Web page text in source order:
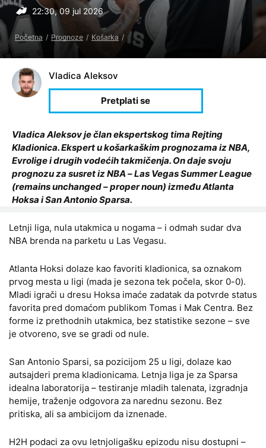
22:30, 09 jul 2026
Početna Prognoze Košarka
Vladica Aleksov
Vladica Aleksov je član ekspertskog tima Rejting
Kladionica. Ekspert u košarkaškim prognozama iz NBA,
Evrolige i drugih vodećih takmičenja. On daje svoju
prognozu za susret iz NBA – Las Vegas Summer League
(remains unchanged – proper noun) između Atlanta
Hoksa i San Antonio Sparsa.
Letnji liga, nula utakmica u nogama – i odmah sudar dva
NBA brenda na parketu u Las Vegasu.
Atlanta Hoksi dolaze kao favoriti kladionica, sa oznakom
prvog mesta u ligi (mada je sezona tek počela, skor 0-0).
Mladi igrači u dresu Hoksa imaće zadatak da potvrde status
favorita pred domaćom publikom Tomas i Mak Centra. Bez
forme iz prethodnih utakmica, bez statistike sezone – sve
je otvoreno, sve se gradi od nule.
San Antonio Sparsi, sa pozicijom 25 u ligi, dolaze kao
autsajderi prema kladionicama. Letnja liga je za Sparsa
idealna laboratorija – testiranje mladih talenata, izgradnja
hemije, traženje odgovora za narednu sezonu. Bez
pritiska, ali sa ambicijom da iznenade.
H2H podaci za ovu letnjoligašku epizodu nisu dostupni –